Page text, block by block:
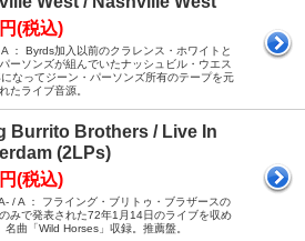
(税込)
： Byrds加入以前のクラレンス・ホワイトと
ーソンズが組んでいたナッシュビル・ウエス
になってジーン・パーソンズ所有のテープを元
たライブ音源。
Burrito Brothers / Live In
(2LPs)
(税込)
/ A ： フライング・ブリトゥ・ブラザースの
みで発表された72年1月14日のライブを収め
名曲「Wild Horses」収録。推薦盤。